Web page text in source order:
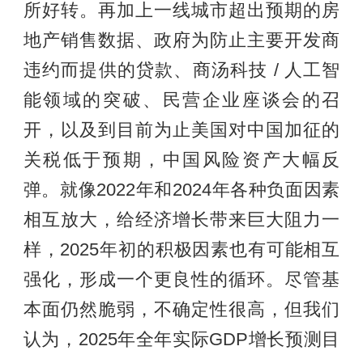
所好转。再加上一线城市超出预期的房
地产销售数据、政府为防止主要开发商
违约而提供的贷款、商汤科技 / 人工智
能领域的突破、民营企业座谈会的召
开，以及到目前为止美国对中国加征的
关税低于预期，中国风险资产大幅反
弹。就像2022年和2024年各种负面因素
相互放大，给经济增长带来巨大阻力一
样，2025年初的积极因素也有可能相互
强化，形成一个更良性的循环。尽管基
本面仍然脆弱，不确定性很高，但我们
认为，2025年全年实际GDP增长预测目